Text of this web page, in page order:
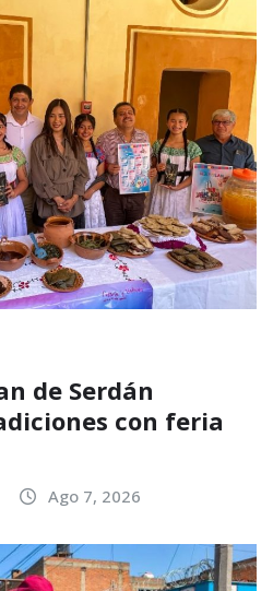
de Serdán
con feria
Ago 7, 2026